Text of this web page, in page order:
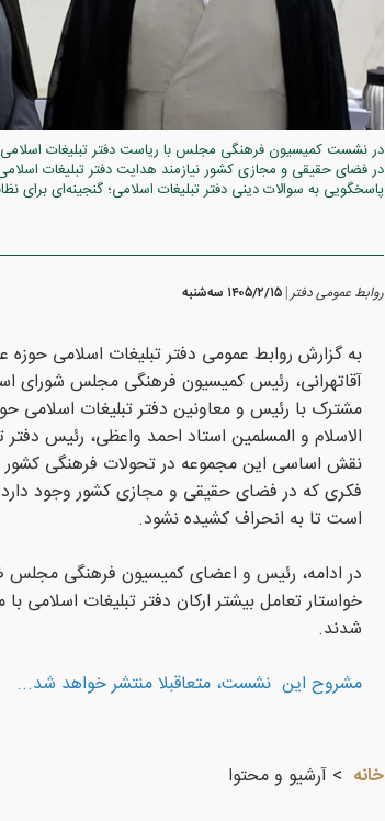
در نشست کمیسیون فرهنگی مجلس با ریاست دفتر تبلیغات
پاسخگویی به سوالات دینی دفتر تبلیغات اسلامی؛ گنجینه‌ای برای
روابط عمومی دفتر | ۱۴۰۵/۲/۱۵ سه‌شنبه
به گزارش روابط عمومی دفتر تبلیغات اسلامی
آقاتهرانی، رئیس کمیسیون فرهنگی مجلس شورای
مشترک با رئیس و معاونین دفتر تبلیغات اسلامی
الاسلام و المسلمین استاد احمد واعظی، رئیس
نقش اساسی این مجموعه در تحولات فرهنگی کشور
فکری که در فضای حقیقی و مجازی کشور وجود دارد
است تا به انحراف کشیده نشود.
در ادامه، رئیس و اعضای کمیسیون فرهنگی مجلس
خواستار تعامل بیشتر ارکان دفتر تبلیغات
شدند.
مشروح این نشست، متعاقبلا منتشر خواهد شد...
خانه
آرشیو و محتوا